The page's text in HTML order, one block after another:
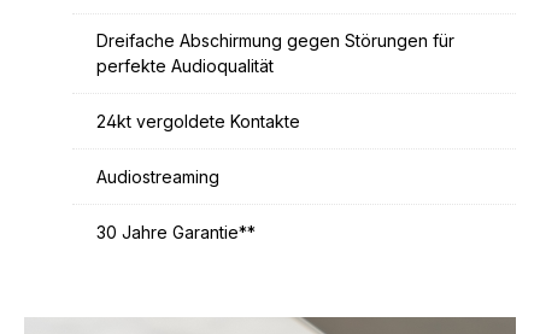
Dreifache Abschirmung gegen Störungen für
perfekte Audioqualität
24kt vergoldete Kontakte
Audiostreaming
30 Jahre Garantie**